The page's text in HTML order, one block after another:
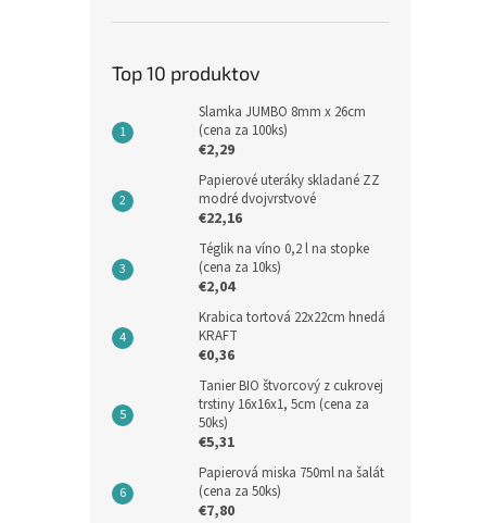
Top 10 produktov
Slamka JUMBO 8mm x 26cm
(cena za 100ks)
€2,29
Papierové uteráky skladané ZZ
modré dvojvrstvové
€22,16
Téglik na víno 0,2 l na stopke
(cena za 10ks)
€2,04
Krabica tortová 22x22cm hnedá
KRAFT
€0,36
Tanier BIO štvorcový z cukrovej
trstiny 16x16x1, 5cm (cena za
50ks)
€5,31
Papierová miska 750ml na šalát
(cena za 50ks)
€7,80